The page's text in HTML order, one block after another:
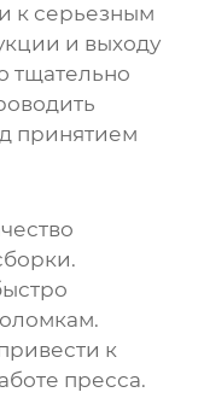
к серьезным
и выходу
тщательно
принятием
к
пресса.